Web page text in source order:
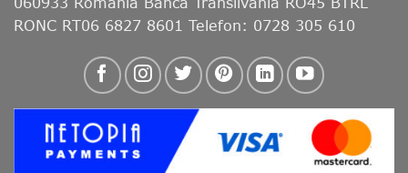
RONC RT06 6827 8601 Telefon: 0728 305 610